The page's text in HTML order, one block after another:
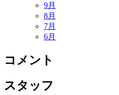
9月
8月
7月
6月
コメント
スタッフ